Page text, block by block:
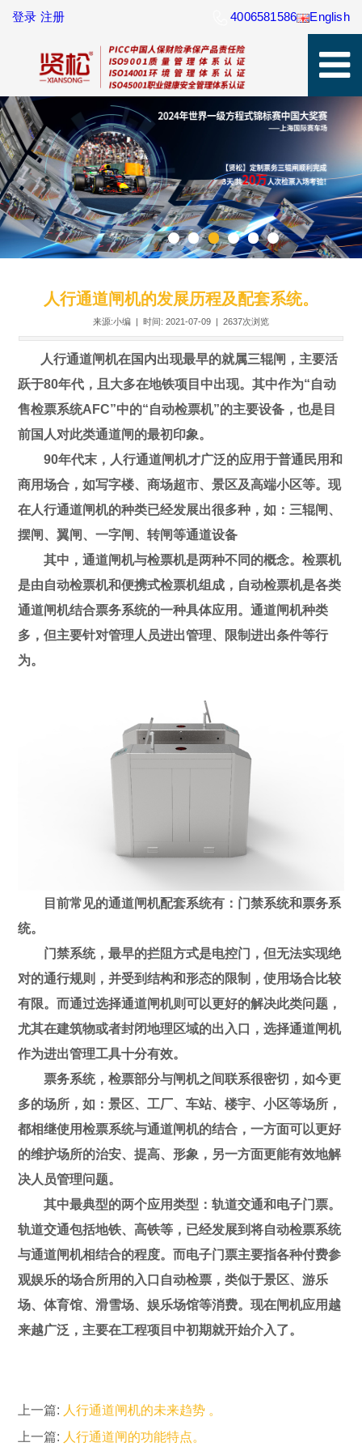
登录 注册 4006581586 English
人行通道闸机的发展历程及配套系统。
来源:小编 | 时间: 2021-07-09 | 2637次浏览
人行通道闸机在国内出现最早的就属三辊闸，主要活
跃于80年代，且大多在地铁项目中出现。其中作为“自动
售检票系统AFC”中的“自动检票机”的主要设备，也是目
前国人对此类通道闸的最初印象。
90年代末，人行通道闸机才广泛的应用于普通民用和
商用场合，如写字楼、商场超市、景区及高端小区等。现
在人行通道闸机的种类已经发展出很多种，如：三辊闸、
摆闸、翼闸、一字闸、转闸等通道设备
其中，通道闸机与检票机是两种不同的概念。检票机
是由自动检票机和便携式检票机组成，自动检票机是各类
通道闸机结合票务系统的一种具体应用。通道闸机种类
多，但主要针对管理人员进出管理、限制进出条件等行
为。
目前常见的通道闸机配套系统有：门禁系统和票务系
统。
门禁系统，最早的拦阻方式是电控门，但无法实现绝
对的通行规则，并受到结构和形态的限制，使用场合比较
有限。而通过选择通道闸机则可以更好的解决此类问题，
尤其在建筑物或者封闭地理区域的出入口，选择通道闸机
作为进出管理工具十分有效。
票务系统，检票部分与闸机之间联系很密切，如今更
多的场所，如：景区、工厂、车站、楼宇、小区等场所，
都相继使用检票系统与通道闸机的结合，一方面可以更好
的维护场所的治安、提高、形象，另一方面更能有效地解
决人员管理问题。
其中最典型的两个应用类型：轨道交通和电子门票。
轨道交通包括地铁、高铁等，已经发展到将自动检票系统
与通道闸机相结合的程度。而电子门票主要指各种付费参
观娱乐的场合所用的入口自动检票，类似于景区、游乐
场、体育馆、滑雪场、娱乐场馆等消费。现在闸机应用越
来越广泛，主要在工程项目中初期就开始介入了。
上一篇: 人行通道闸机的未来趋势 。
上一篇: 人行通道闸的功能特点。